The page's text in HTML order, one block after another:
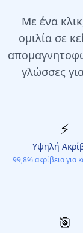
Με ένα
ομιλία σε
γλώσσες
⚡️
Υψηλή
99,8% ακρίβεια για
🎯